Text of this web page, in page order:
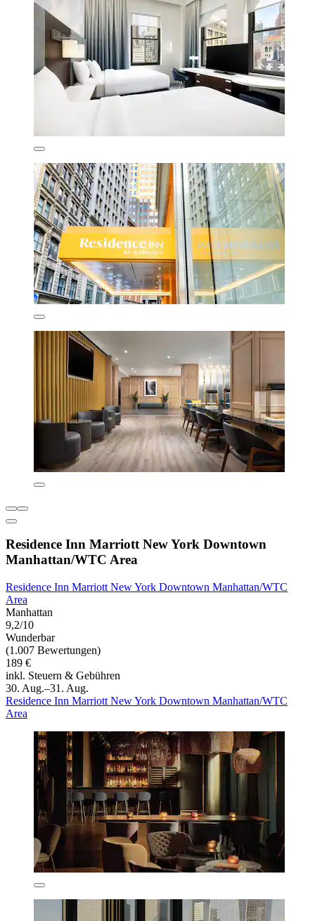
Residence Inn Marriott New York Downtown
Manhattan/WTC Area
Residence Inn Marriott New York Downtown Manhattan/WTC
Area
Manhattan
9,2/10
Wunderbar
(1.007 Bewertungen)
189 €
inkl. Steuern & Gebühren
30. Aug.–31. Aug.
Residence Inn Marriott New York Downtown Manhattan/WTC
Area